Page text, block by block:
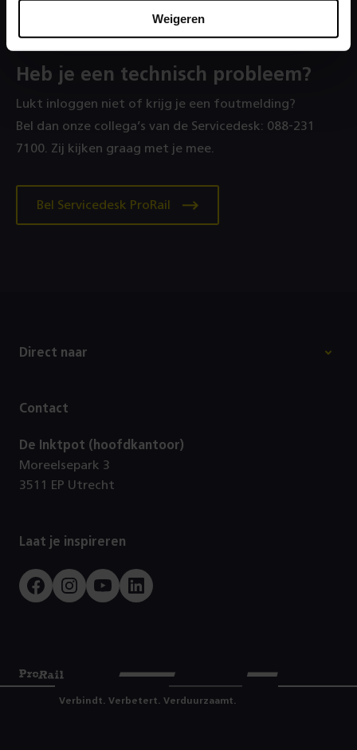
Weigeren
Heb je een technisch probleem?
Lukt inloggen niet of krijg je een foutmelding?
Bel dan onze collega’s van de Servicedesk: 088‑231
7100. Zij kijken graag met je mee.
Bel Servicedesk ProRail
Direct naar
Contact
De Inktpot (hoofdkantoor)
Moreelsepark 3
3511 EP Utrecht
Laat je inspireren
FacebookInstagram
YoutubeLinkedIn
Prorail
Verbindt. Verbetert. Verduurzaamt.